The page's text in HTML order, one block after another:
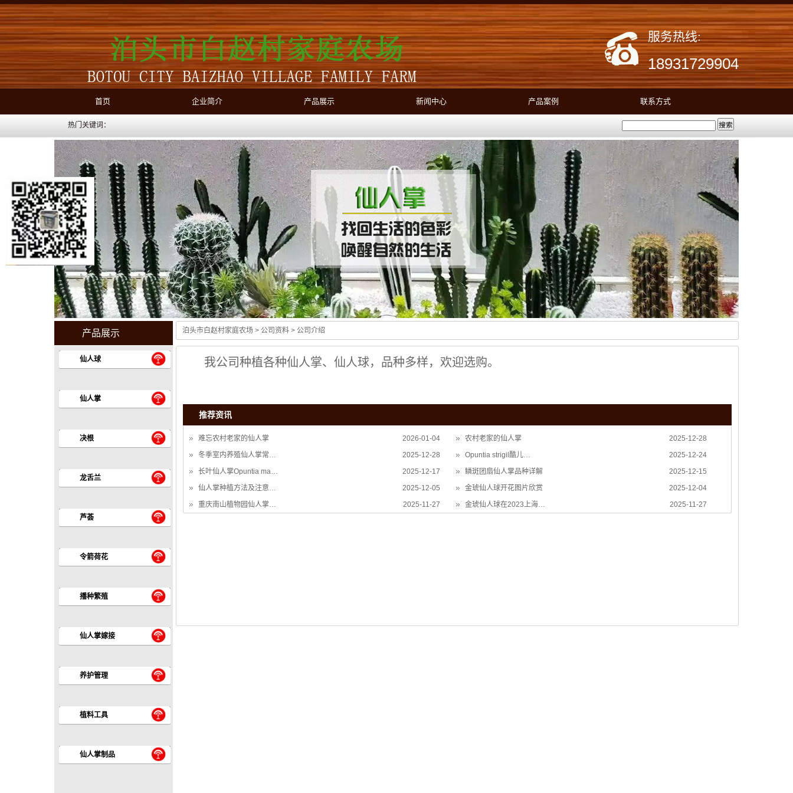
服务热线:
18931729904
首页 企业简介 产品展示 新闻中心 产品案例 联系方式
搜索
热门关键词：
产品展示
仙人球
仙人掌
决根
龙舌兰
芦荟
令箭荷花
播种繁殖
仙人掌嫁接
养护管理
植料工具
仙人掌制品
泊头市白赵村家庭农场 > 公司资料 > 公司介绍
我公司种植各种仙人掌、仙人球，品种多样，欢迎选购。
推荐资讯
2026-01-04
难忘农村老家的仙人掌 2025-12-28
农村老家的仙人掌
2025-12-28
冬季室内养殖仙人掌常… 2025-12-24
Opuntia strigil酷儿…
2025-12-17
长叶仙人掌Opuntia ma… 2025-12-15
鳞斑团扇仙人掌品种详解
2025-12-05
仙人掌种植方法及注意… 2025-12-04
金琥仙人球开花图片欣赏
2025-11-27
重庆南山植物园仙人掌… 2025-11-27
金琥仙人球在2023上海…